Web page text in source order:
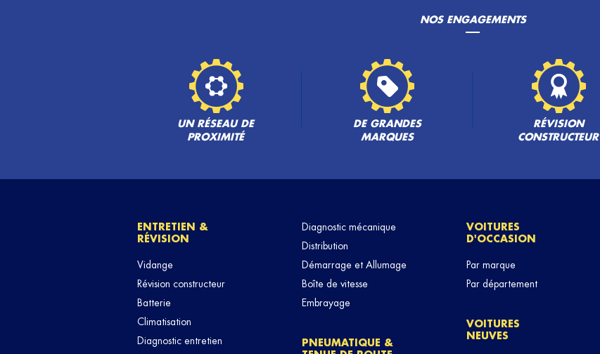
NOS ENGAGEMENTS
UN RÉSEAU DE
PROXIMITÉ
DE GRANDES
MARQUES
RÉVISION
CONSTRUCTEUR
ENTRETIEN &
RÉVISION
Vidange
Révision constructeur
Batterie
Climatisation
Diagnostic entretien
Diagnostic mécanique
Distribution
Démarrage et Allumage
Boîte de vitesse
Embrayage
PNEUMATIQUE &
VOITURES
D'OCCASION
Par marque
Par département
VOITURES
NEUVES